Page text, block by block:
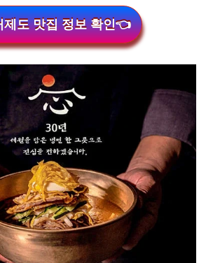
제도 맛집 정보 확인👈